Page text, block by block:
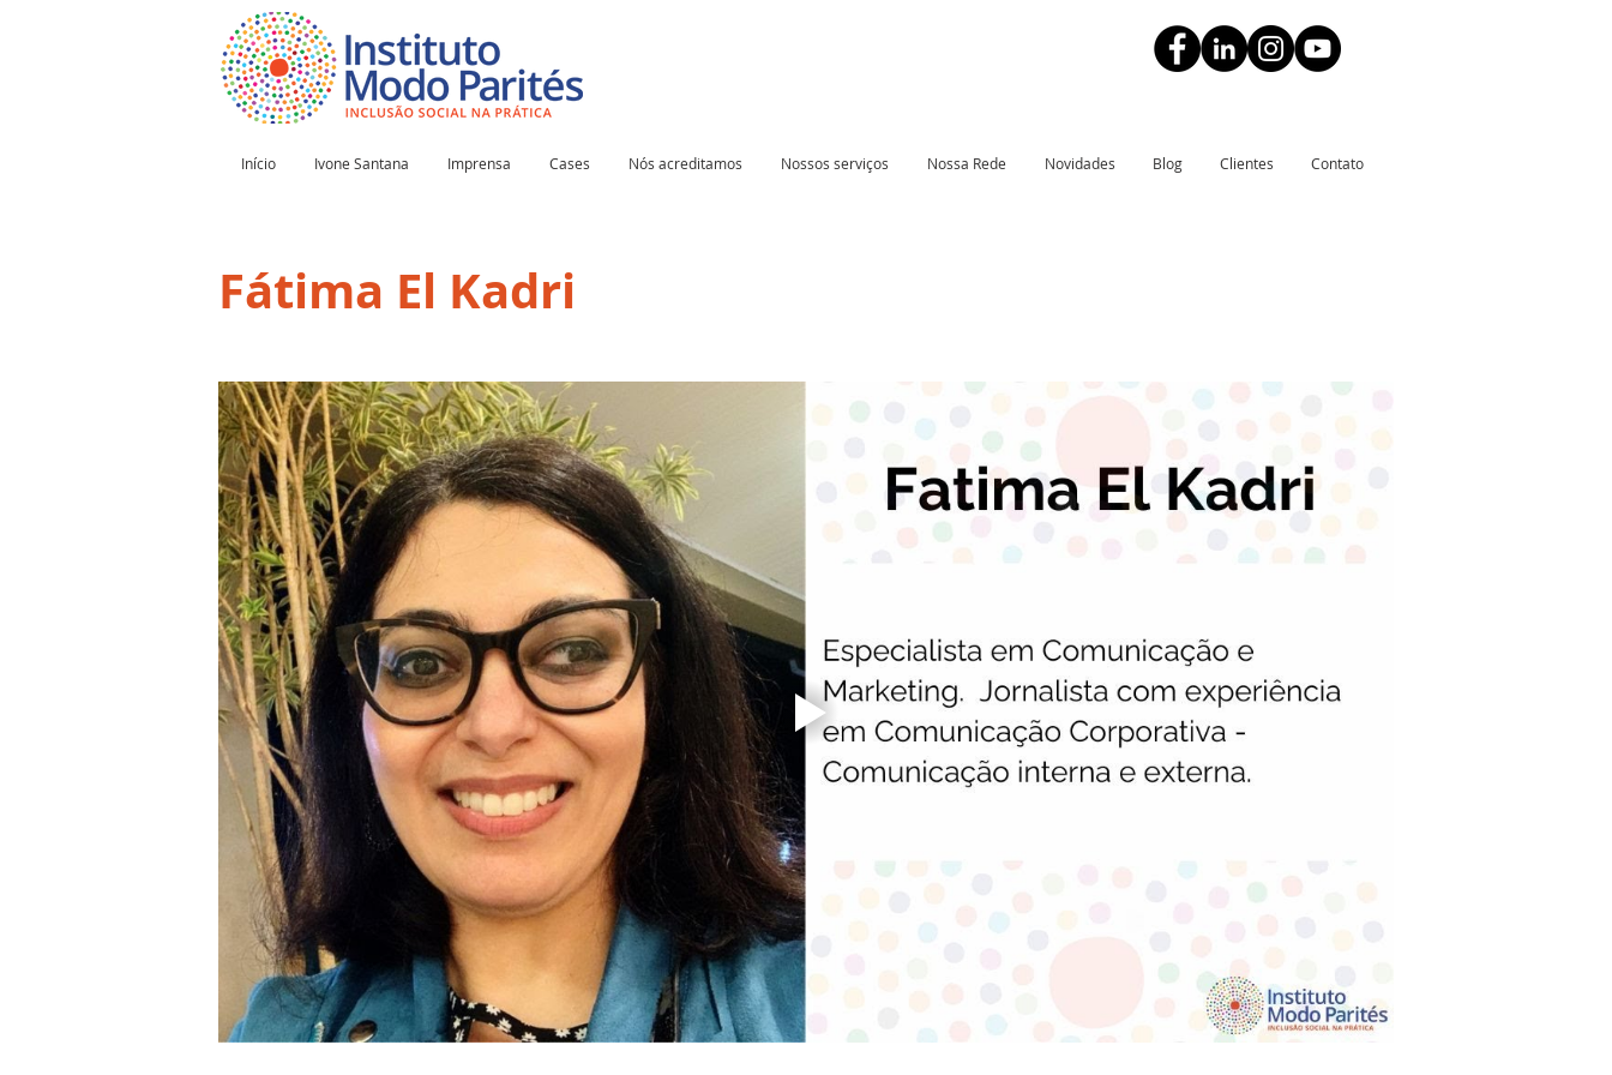
Início Ivone Santana Imprensa Cases Nós acreditamos Nossos serviços Nossa Rede Novidades Blog Clientes Contato
Fátima El Kadri